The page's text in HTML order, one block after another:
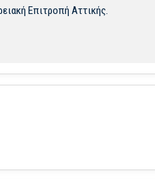
Επιτροπή Αττικής.